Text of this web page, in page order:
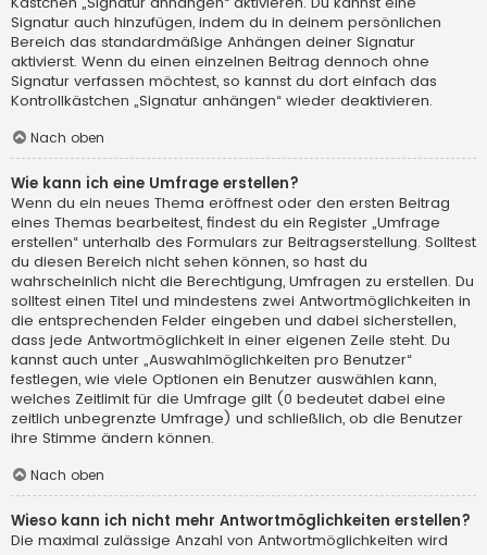
Signatur auch hinzufügen, indem du in deinem persönlichen
Bereich das standardmäßige Anhängen deiner Signatur
aktivierst. Wenn du einen einzelnen Beitrag dennoch ohne
Signatur verfassen möchtest, so kannst du dort einfach das
Kontrollkästchen „Signatur anhängen“ wieder deaktivieren.
Nach oben
Wie kann ich eine Umfrage erstellen?
Wenn du ein neues Thema eröffnest oder den ersten Beitrag
eines Themas bearbeitest, findest du ein Register „Umfrage
erstellen“ unterhalb des Formulars zur Beitragserstellung. Solltest
du diesen Bereich nicht sehen können, so hast du
wahrscheinlich nicht die Berechtigung, Umfragen zu erstellen. Du
solltest einen Titel und mindestens zwei Antwortmöglichkeiten in
die entsprechenden Felder eingeben und dabei sicherstellen,
dass jede Antwortmöglichkeit in einer eigenen Zeile steht. Du
kannst auch unter „Auswahlmöglichkeiten pro Benutzer“
festlegen, wie viele Optionen ein Benutzer auswählen kann,
welches Zeitlimit für die Umfrage gilt (0 bedeutet dabei eine
zeitlich unbegrenzte Umfrage) und schließlich, ob die Benutzer
ihre Stimme ändern können.
Nach oben
Wieso kann ich nicht mehr Antwortmöglichkeiten erstellen?
Die maximal zulässige Anzahl von Antwortmöglichkeiten wird